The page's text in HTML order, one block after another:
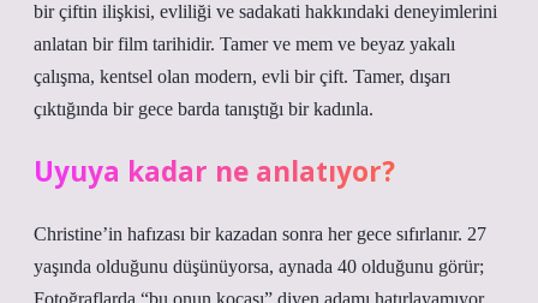
bir çiftin ilişkisi, evliliği ve sadakati hakkındaki deneyimlerini
anlatan bir film tarihidir. Tamer ve mem ve beyaz yakalı
çalışma, kentsel olan modern, evli bir çift. Tamer, dışarı
çıktığında bir gece barda tanıştığı bir kadınla.
Uyuya kadar ne anlatıyor?
Christine’in hafızası bir kazadan sonra her gece sıfırlanır. 27
yaşında olduğunu düşünüyorsa, aynada 40 olduğunu görür;
Fotoğraflarda “bu onun kocası” diyen adamı hatırlayamıyor.